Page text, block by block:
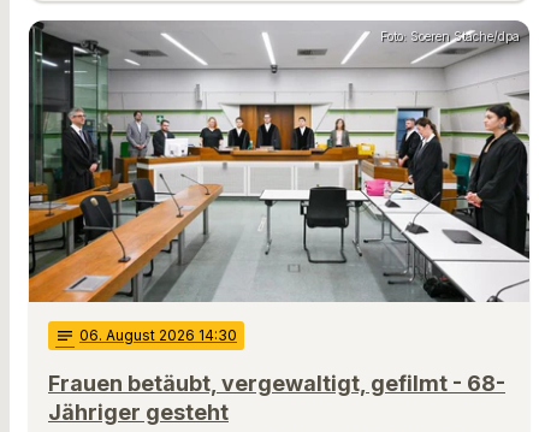
Foto: Soeren Stache/dpa
notes 06. August 2026 14:30
Frauen betäubt, vergewaltigt, gefilmt - 68-
Jähriger gesteht